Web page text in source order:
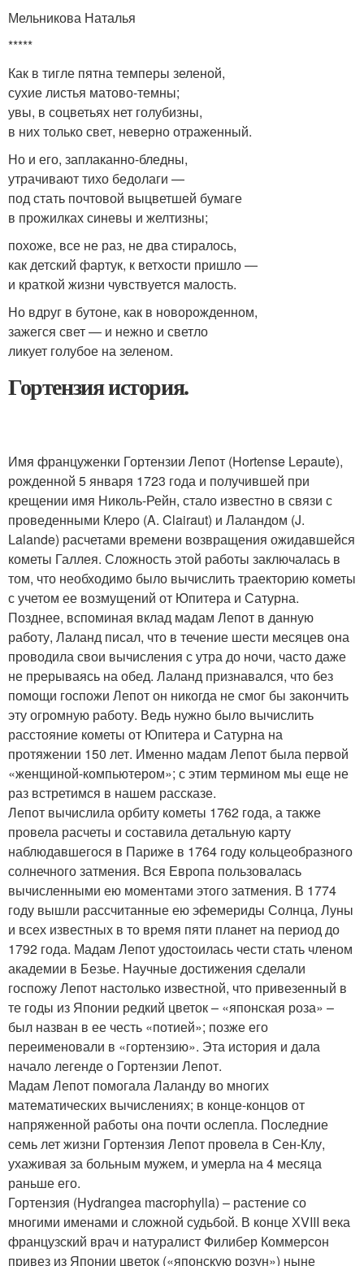
Мельникова Наталья
*****
Как в тигле пятна темперы зеленой,
сухие листья матово-темны;
увы, в соцветьях нет голубизны,
в них только свет, неверно отраженный.
Но и его, заплаканно-бледны,
утрачивают тихо бедолаги —
под стать почтовой выцветшей бумаге
в прожилках синевы и желтизны;
похоже, все не раз, не два стиралось,
как детский фартук, к ветхости пришло —
и краткой жизни чувствуется малость.
Но вдруг в бутоне, как в новорожденном,
зажегся свет — и нежно и светло
ликует голубое на зеленом.
Гортензия история.
Имя француженки Гортензии Лепот (Hortense Lepaute),
рожденной 5 января 1723 года и получившей при
крещении имя Николь-Рейн, стало известно в связи с
проведенными Клеро (A. Clairaut) и Лаландом (J.
Lalande) расчетами времени возвращения ожидавшейся
кометы Галлея. Сложность этой работы заключалась в
том, что необходимо было вычислить траекторию кометы
с учетом ее возмущений от Юпитера и Сатурна.
Позднее, вспоминая вклад мадам Лепот в данную
работу, Лаланд писал, что в течение шести месяцев она
проводила свои вычисления с утра до ночи, часто даже
не прерываясь на обед. Лаланд признавался, что без
помощи госпожи Лепот он никогда не смог бы закончить
эту огромную работу. Ведь нужно было вычислить
расстояние кометы от Юпитера и Сатурна на
протяжении 150 лет. Именно мадам Лепот была первой
«женщиной-компьютером»; с этим термином мы еще не
раз встретимся в нашем рассказе.
Лепот вычислила орбиту кометы 1762 года, а также
провела расчеты и составила детальную карту
наблюдавшегося в Париже в 1764 году кольцеобразного
солнечного затмения. Вся Европа пользовалась
вычисленными ею моментами этого затмения. В 1774
году вышли рассчитанные ею эфемериды Солнца, Луны
и всех известных в то время пяти планет на период до
1792 года. Мадам Лепот удостоилась чести стать членом
академии в Безье. Научные достижения сделали
госпожу Лепот настолько известной, что привезенный в
те годы из Японии редкий цветок – «японская роза» –
был назван в ее честь «потией»; позже его
переименовали в «гортензию». Эта история и дала
начало легенде о Гортензии Лепот.
Мадам Лепот помогала Лаланду во многих
математических вычислениях; в конце-концов от
напряженной работы она почти ослепла. Последние
семь лет жизни Гортензия Лепот провела в Сен-Клу,
ухаживая за больным мужем, и умерла на 4 месяца
раньше его.
Гортензия (Hydrangea macrophylla) – растение со
многими именами и сложной судьбой. В конце ХVIII века
французский врач и натуралист Филибер Коммерсон
привез из Японии цветок («японскую розун») ныне